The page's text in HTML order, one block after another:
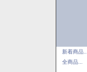
新着商品...
全商品...